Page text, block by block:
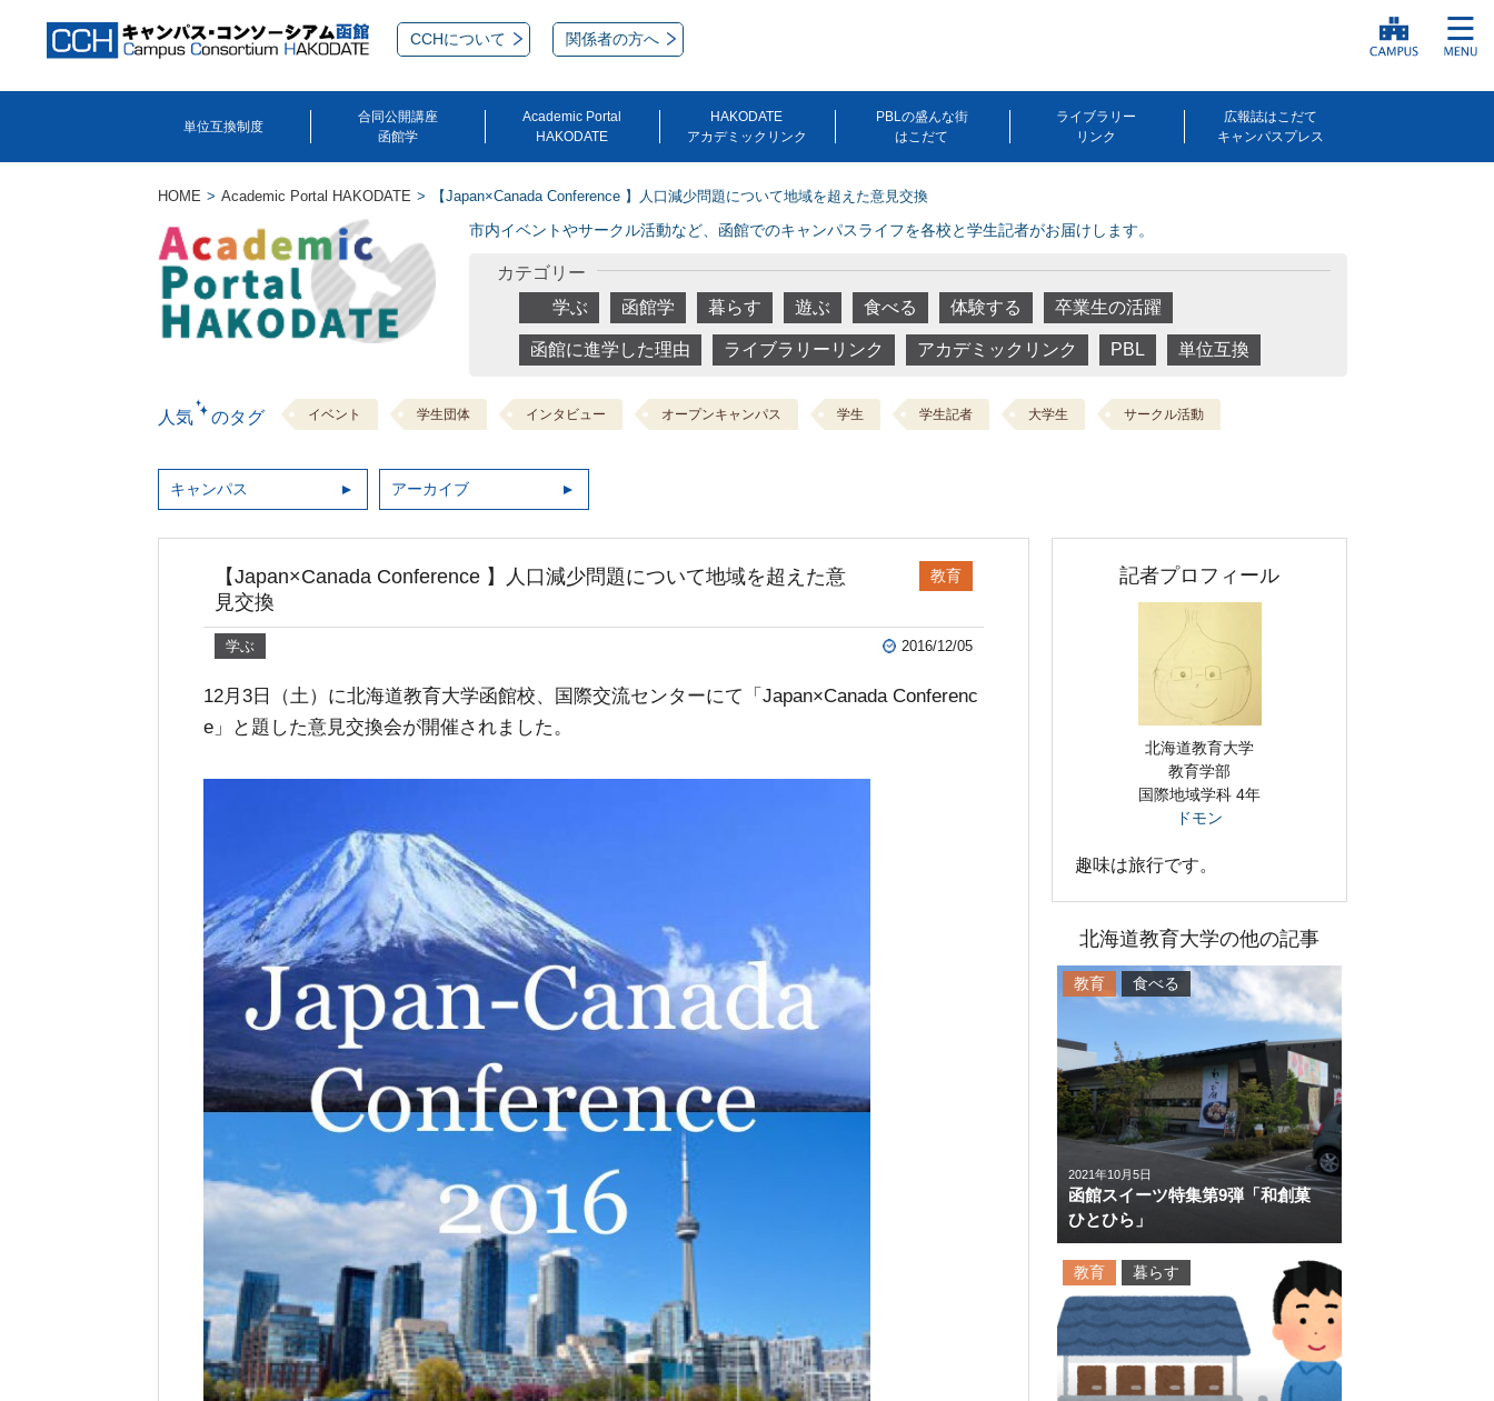
CCHについて 関係者の方へ
単位互換制度
合同公開講座
函館学
Academic Portal
HAKODATE
HAKODATE
アカデミックリンク
PBLの盛んな街
はこだて
ライブラリー
リンク
広報誌はこだて
キャンパスプレス
HOME Academic Portal HAKODATE 【Japan×Canada Conference 】人口減少問題について地域を超えた意見交換
市内イベントやサークル活動など、函館でのキャンパスライフを各校と学生記者がお届けします。
カテゴリー
学ぶ
函館学 暮らす 遊ぶ 食べる 体験する 卒業生の活躍
函館に進学した理由 ライブラリーリンク アカデミックリンク PBL 単位互換
人気 のタグ イベント 学生団体 インタビュー オープンキャンパス 学生 学生記者 大学生 サークル活動
キャンパス アーカイブ
【Japan×Canada Conference 】人口減少問題について地域を超えた意
見交換
教育
学ぶ 2016/12/05
12月3日（土）に北海道教育大学函館校、国際交流センターにて「Japan×Canada Conferenc
e」と題した意見交換会が開催されました。
記者プロフィール
北海道教育大学
教育学部
国際地域学科 4年
ドモン
趣味は旅行です。
北海道教育大学の他の記事
2021年10月5日
函館スイーツ特集第9弾「和創菓
ひとひら」
教育 食べる
教育 暮らす